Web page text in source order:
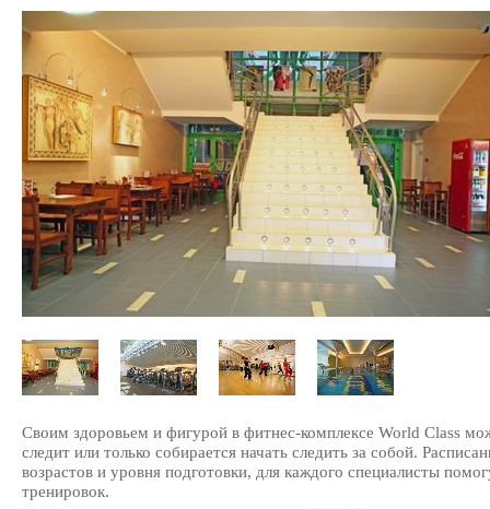
Своим здоровьем и фигурой в фитнес-комплексе World Class
следит или только собирается начать следить за собой.
возрастов и уровня подготовки, для каждого специалисты
тренировок.